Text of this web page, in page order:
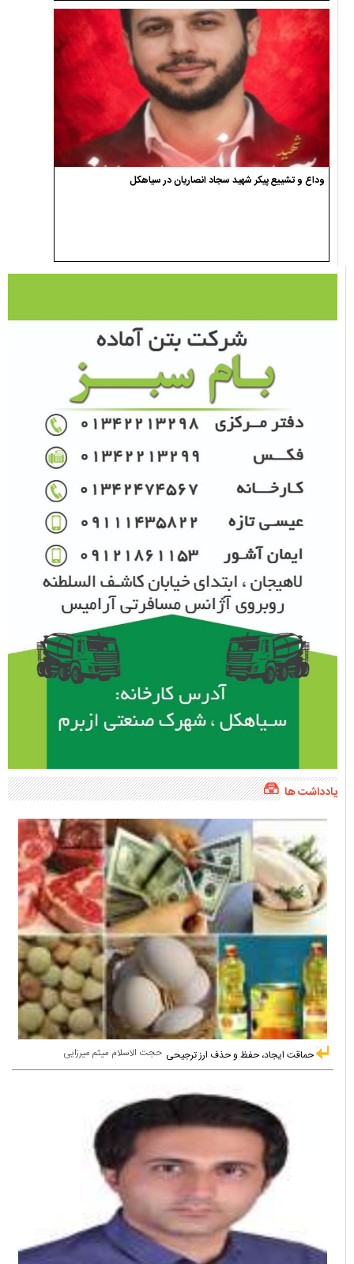
وداع و تشییع پیکر شهید سجاد انصاریان در سیاهکل
یادداشت ها
حجت الاسلام میثم میرزایی حماقت ایجاد، حفظ و حذف ارز ترجیحی